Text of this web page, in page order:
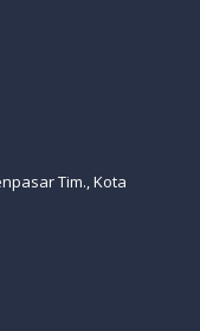
Tim., Kota